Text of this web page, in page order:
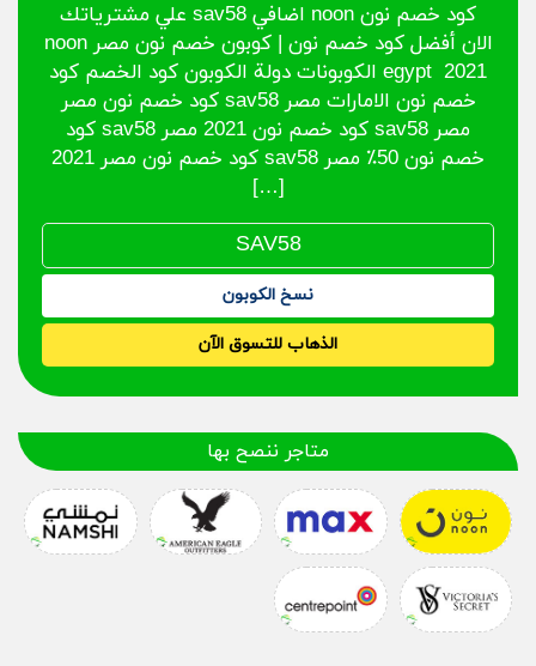
كود خصم نون noon اضافي sav58 علي مشترياتك
الان أفضل كود خصم نون | كوبون خصم نون مصر noon
egypt 2021 الكوبونات دولة الكوبون كود الخصم كود
خصم نون الامارات مصر sav58 كود خصم نون مصر
مصر sav58 كود خصم نون 2021 مصر sav58 كود
خصم نون 50٪ مصر sav58 كود خصم نون مصر 2021
[…]
نسخ الكوبون
الذهاب للتسوق الآن
متاجر ننصح بها